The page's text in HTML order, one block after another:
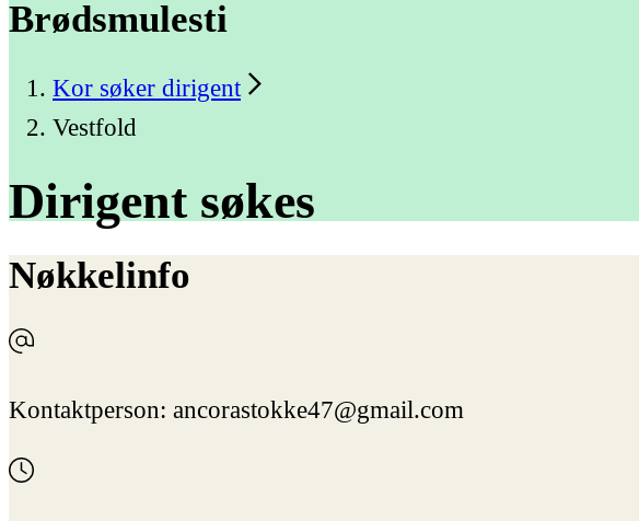
Brødsmulesti
Kor søker dirigent
Vestfold
Dirigent søkes
Nøkkelinfo
Kontaktperson: ancorastokke47@gmail.com